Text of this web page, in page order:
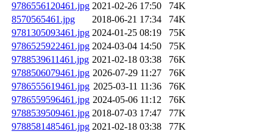
9786556120461.jpg 2021-02-26 17:50
74K
8570565461.jpg
2018-06-21 17:34
74K
9781305093461.jpg 2024-01-25 08:19
75K
9786525922461.jpg 2024-03-04 14:50
75K
9788539611461.jpg 2021-02-18 03:38
76K
9788506079461.jpg 2026-07-29 11:27
76K
9786555619461.jpg 2025-03-11 11:36
76K
9786559596461.jpg 2024-05-06 11:12
76K
9788539509461.jpg 2018-07-03 17:47
77K
9788581485461.jpg 2021-02-18 03:38
77K